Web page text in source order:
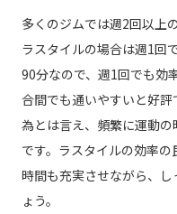
多くのジムでは週2回以上
ラスタイルの場合は週1回
90分なので、週1回でも効
合間でも通いやすいと好
為とは言え、頻繁に運動
です。ラスタイルの効率
時間も充実させながら、
ょう。